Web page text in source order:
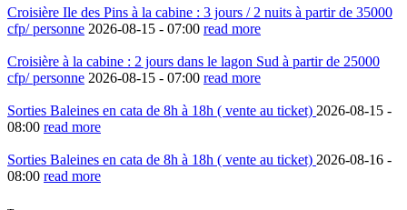
Croisière Ile des Pins à la cabine : 3 jours / 2 nuits à partir de 35000
cfp/ personne 2026-08-15 - 07:00 read more
Croisière à la cabine : 2 jours dans le lagon Sud à partir de 25000
cfp/ personne 2026-08-15 - 07:00 read more
Sorties Baleines en cata de 8h à 18h ( vente au ticket) 2026-08-15 -
08:00 read more
Sorties Baleines en cata de 8h à 18h ( vente au ticket) 2026-08-16 -
08:00 read more